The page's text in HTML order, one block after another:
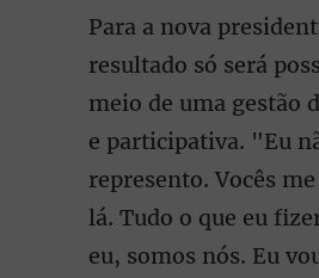
Para a nova
resultado só será
meio de uma gestão
e participativa. "Eu
represento. Vocês
lá. Tudo o que eu
eu, somos nós. Eu